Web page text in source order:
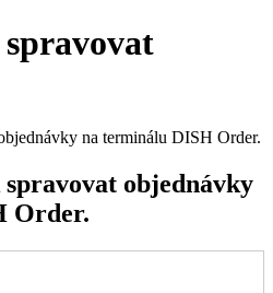
na terminálu DISH Order.
objednávky
Order.